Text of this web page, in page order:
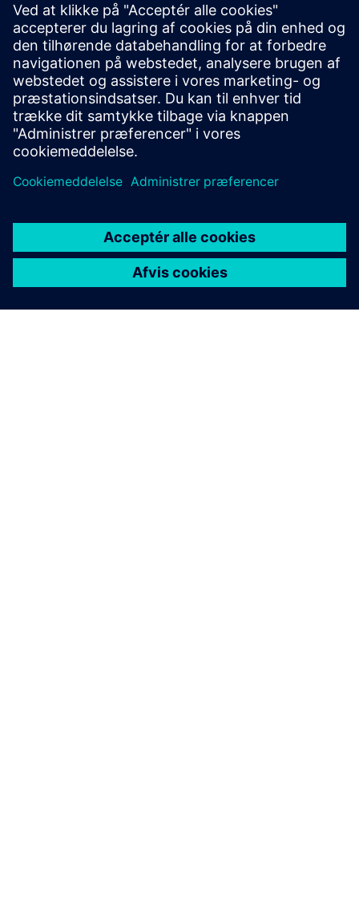
The Process Automation Suite covers all needs in setting up
and following up business processes. It manages entire
asset/device lifecycles (planning, deployment,
maintenance). It will establish itself in the application
ecosystem ...
Få mere at vide